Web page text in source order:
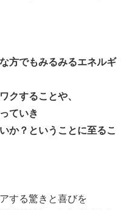
方でもみるみるエネルギ
クすることや、
ていき
か？ということに至るこ
する驚きと喜びを